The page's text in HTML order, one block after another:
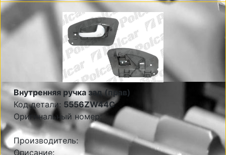
Внутренняя ручка зад (прав)
Код детали: 5556ZW44C
Оригинальный номер:
Производитель:
Описание: